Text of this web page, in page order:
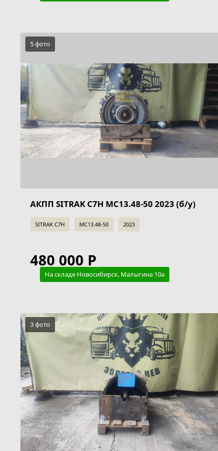
5 фото
АКПП SITRAK C7H MC13.48-50 2023 (б/у)
SITRAK C7H MC13.48-50 2023
480 000 Р
На складе Новосибирск, Малыгина 10а
3 фото